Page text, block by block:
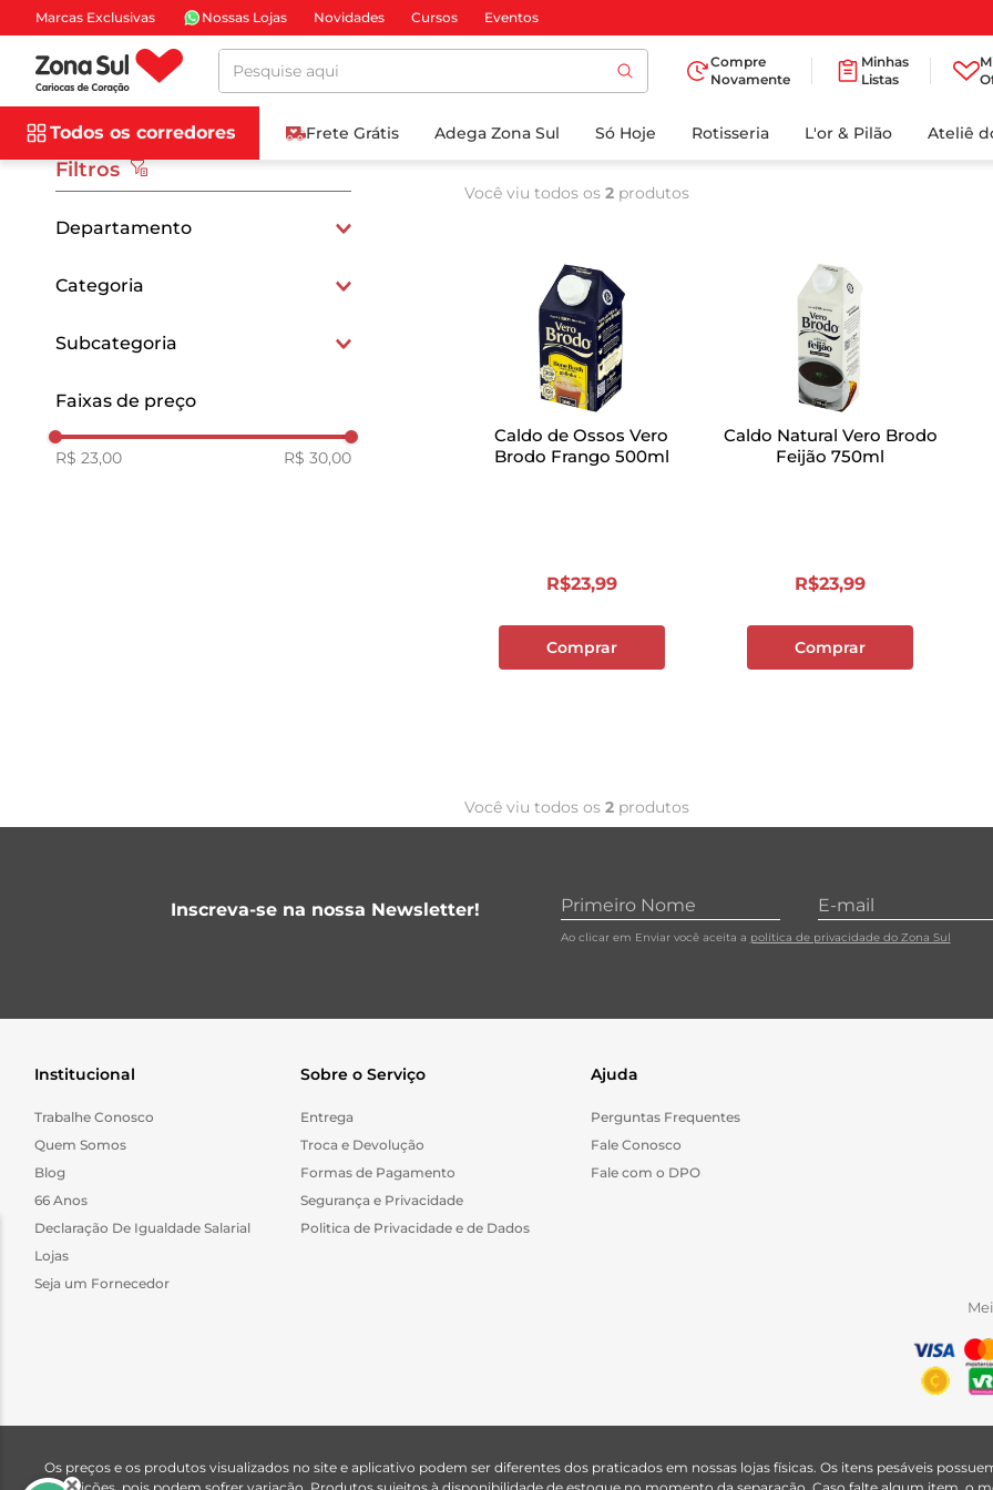
Marcas Exclusivas Nossas Lojas Novidades Cursos Eventos
Pesquise aqui
Compre
Novamente
Minhas
Listas
Todos os corredores Frete Grátis Adega Zona Sul Só Hoje Rotisseria L'or & Pilão Ateliê
Filtros
Departamento
Categoria
Subcategoria
Faixas de preço
R$ 23,00 R$ 30,00
Você viu todos os2 produtos
Caldo de Ossos Vero
Brodo Frango 500ml
R$23,99
Comprar
Caldo Natural Vero Brodo
Feijão 750ml
R$23,99
Comprar
Você viu todos os2 produtos
Inscreva-se na nossa Newsletter!
Ao clicar em Enviar você aceita a política de privacidade do Zona Sul
Institucional
Trabalhe Conosco
Quem Somos
Blog
66 Anos
Declaração De Igualdade Salarial
Lojas
Seja um Fornecedor
Sobre o Serviço
Entrega
Troca e Devolução
Formas de Pagamento
Segurança e Privacidade
Politica de Privacidade e de Dados
Ajuda
Perguntas Frequentes
Fale Conosco
Fale com o DPO
Os preços e os produtos visualizados no site e aplicativo podem ser diferentes dos praticados em nossas lojas físicas. Os itens pesáveis
BUSCADOS
biscoito